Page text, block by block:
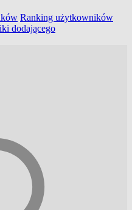
Ranking użytkowników
dodającego